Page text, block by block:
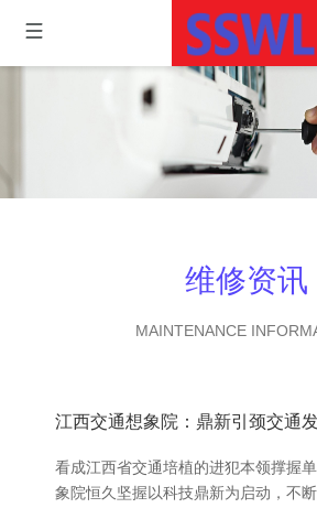
维修资讯
MAINTENANCE
江西交通想象院：鼎新引颈交通
看成江西省交通培植的进犯本领撑握
象院恒久坚握以科技鼎新为启动，不